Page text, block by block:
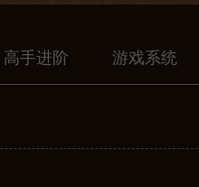
高手进阶 游戏系统